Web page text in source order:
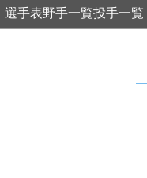
選手表野手一覧投手一覧